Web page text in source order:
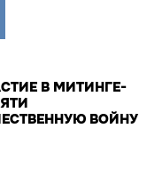
В МИТИНГЕ-
ВОЙНУ